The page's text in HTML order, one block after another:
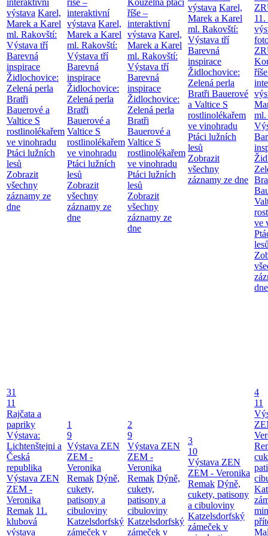
interaktivní
výstava Karel,
Marek a Karel
ml. Rakovští:
Výstava tří
Barevná
inspirace
Židlochovice:
Zelená perla
Bratři
Bauerové a
Valtice S
rostlinolékařem
ve vinohradu
Ptáci lužních
lesů
Zobrazit
všechny
záznamy ze
dne
říše –
interaktivní
výstava Karel,
Marek a Karel
ml. Rakovští:
Výstava tří
Barevná
inspirace
Židlochovice:
Zelená perla
Bratři
Bauerové a
Valtice S
rostlinolékařem
ve vinohradu
Ptáci lužních
lesů
Zobrazit
všechny
záznamy ze
dne
Kouzelná ptačí
říše –
interaktivní
výstava Karel,
Marek a Karel
ml. Rakovští:
Výstava tří
Barevná
inspirace
Židlochovice:
Zelená perla
Bratři
Bauerové a
Valtice S
rostlinolékařem
ve vinohradu
Ptáci lužních
lesů
Zobrazit
všechny
záznamy ze
dne
výstava Karel,
Marek a Karel
ml. Rakovští:
Výstava tří
Barevná
inspirace
Židlochovice:
Zelená perla
Bratři Bauerové
a Valtice S
rostlinolékařem
ve vinohradu
Ptáci lužních
lesů
Zobrazit
všechny
záznamy ze dne
ml.
ve
dne
31
11
Rajčata a
papriky
Výstava:
Lichtenštejni a
Česká
republika
Výstava ZEN
ZEM -
Veronika
Remak 11.
klubová
výstava
1
9
Výstava ZEN
ZEM -
Veronika
Remak Dýně,
cukety,
patisony a
cibuloviny
Katzelsdorfský
zámeček v
2
9
Výstava ZEN
ZEM -
Veronika
Remak Dýně,
cukety,
patisony a
cibuloviny
Katzelsdorfský
zámeček v
3
10
Výstava ZEN
ZEM - Veronika
Remak Dýně,
cukety, patisony
a cibuloviny
Katzelsdorfský
zámeček v
4
11